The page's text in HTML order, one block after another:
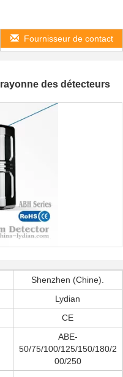
Fournisseur de contact
des détecteurs
Shenzhen (Chine).
Lydian
CE
ABE-
50/75/100/125/150/180/2
00/250